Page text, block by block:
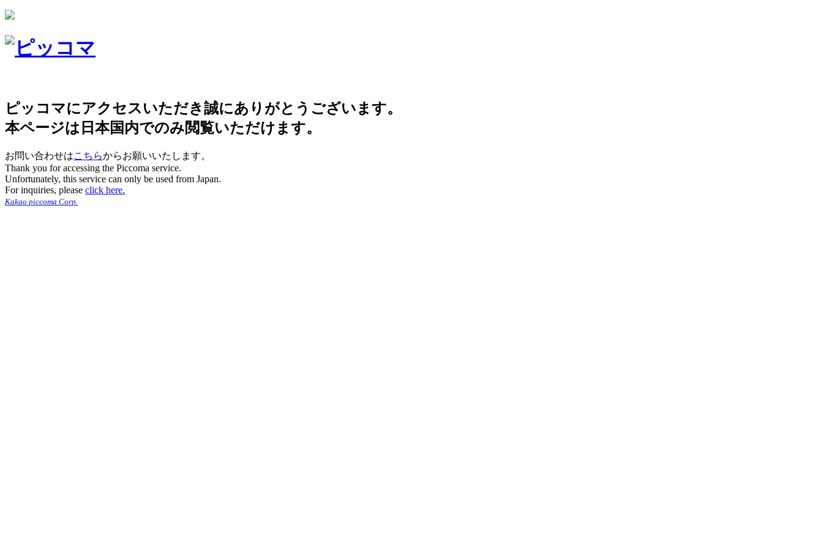
ピッコマにアクセスいただき誠にありがとうございます。
本ページは日本国内でのみ閲覧いただけます。
お問い合わせはこちらからお願いいたします。
Thank you for accessing the Piccoma service.
Unfortunately, this service can only be used from Japan.
For inquiries, please click here.
Kakao piccoma Corp.